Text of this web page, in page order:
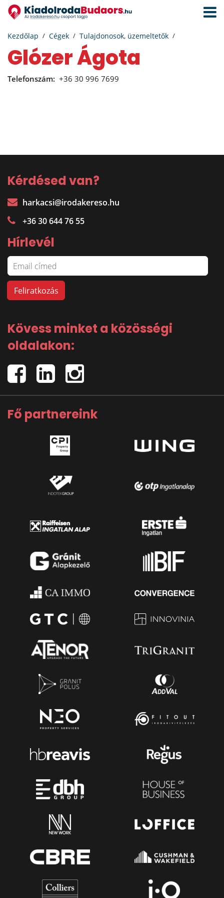
Kezdőlap Cégek Tulajdonosok, üzemeltetők
Glózer Ágota
Telefonszám: +36 30 996 7699
Kérdésed van?
harkacsi@irodakereso.hu
+36 30 644 76 55
Hírlevél
Kövess minket a közösségi
oldalakon:
Fő partnereink